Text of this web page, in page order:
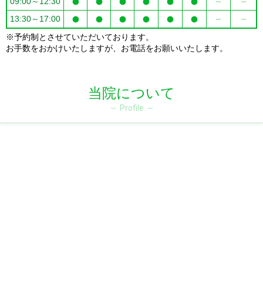
13:30～17:00
※予約制とさせていただいております。
お手数をおかけいたしますが、お電話をお願いいたします。
当院について
Profile